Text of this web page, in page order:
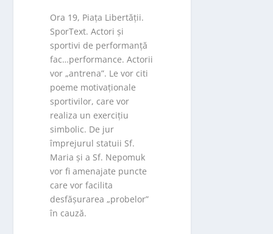
Ora 19, Piața Libertății.
SporText. Actori și
sportivi de performanță
fac…performance. Actorii
vor „antrena”. Le vor citi
poeme motivaționale
sportivilor, care vor
realiza un exercițiu
simbolic. De jur
împrejurul statuii Sf.
Maria și a Sf. Nepomuk
vor fi amenajate puncte
care vor facilita
desfășurarea „probelor”
în cauză.